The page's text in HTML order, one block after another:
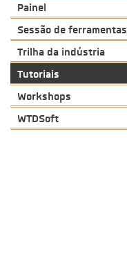
Painel
Sessão de ferramentas
Trilha da indústria
Tutoriais
Workshops
WTDSoft